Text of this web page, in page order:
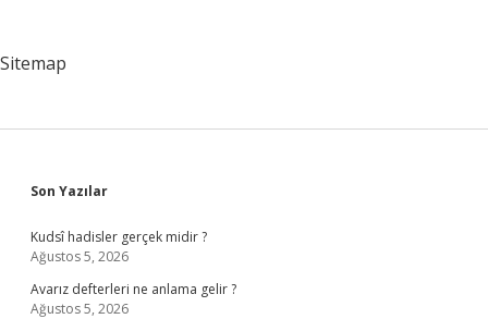
Sitemap
Sidebar
Son Yazılar
Kudsî hadisler gerçek midir ?
Ağustos 5, 2026
Avarız defterleri ne anlama gelir ?
Ağustos 5, 2026